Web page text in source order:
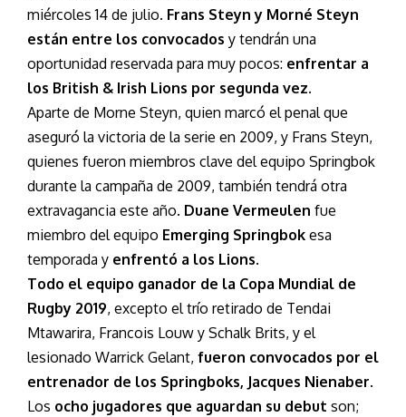
miércoles 14 de julio. Frans Steyn y Morné Steyn
están entre los convocados y tendrán una
oportunidad reservada para muy pocos: enfrentar a
los British & Irish Lions por segunda vez.
Aparte de Morne Steyn, quien marcó el penal que
aseguró la victoria de la serie en 2009, y Frans Steyn,
quienes fueron miembros clave del equipo Springbok
durante la campaña de 2009, también tendrá otra
extravagancia este año. Duane Vermeulen fue
miembro del equipo Emerging Springbok esa
temporada y enfrentó a los Lions.
Todo el equipo ganador de la Copa Mundial de
Rugby 2019, excepto el trío retirado de Tendai
Mtawarira, Francois Louw y Schalk Brits, y el
lesionado Warrick Gelant, fueron convocados por el
entrenador de los Springboks, Jacques Nienaber.
Los ocho jugadores que aguardan su debut son;